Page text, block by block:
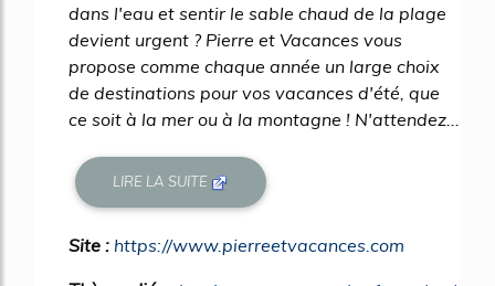
dans l'eau et sentir le sable chaud de la plage
devient urgent ? Pierre et Vacances vous
propose comme chaque année un large choix
de destinations pour vos vacances d'été, que
ce soit à la mer ou à la montagne ! N'attendez...
LIRE LA SUITE
Site : https://www.pierreetvacances.com